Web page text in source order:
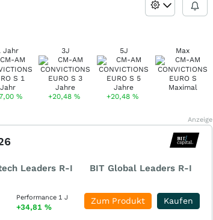
Jahr
%
3J
+20,48%
5J
+20,48%
Max
Anzeige
Leaders R-I BIT Global Leaders R-I
Performance 1 J
+34,81 %
Kaufen
Zum Produkt